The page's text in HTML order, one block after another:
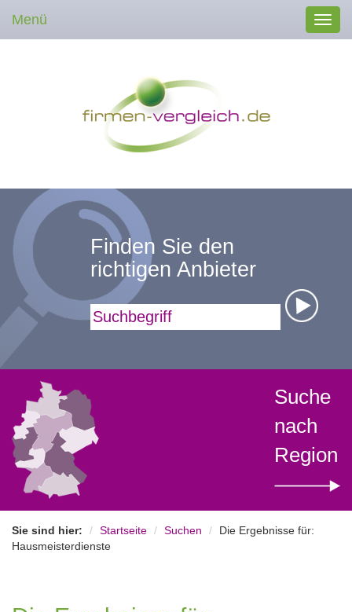
Menü
Finden Sie den
richtigen Anbieter
Suchbegriff
Suche
nach
Region
Sie sind hier: Startseite Suchen
Die Ergebnisse für:
Hausmeisterdienste